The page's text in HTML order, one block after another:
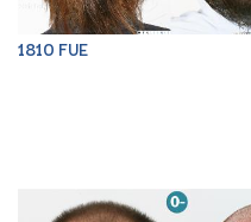
1810 FUE